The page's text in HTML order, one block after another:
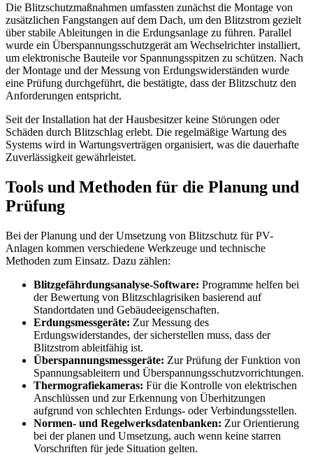
Die Blitzschutzmaßnahmen umfassten zunächst die Montage von
zusätzlichen Fangstangen auf dem Dach, um den Blitzstrom gezielt
über stabile Ableitungen in die Erdungsanlage zu führen. Parallel
wurde ein Überspannungsschutzgerät am Wechselrichter installiert,
um elektronische Bauteile vor Spannungsspitzen zu schützen. Nach
der Montage und der Messung von Erdungswiderständen wurde
eine Prüfung durchgeführt, die bestätigte, dass der Blitzschutz den
Anforderungen entspricht.
Seit der Installation hat der Hausbesitzer keine Störungen oder
Schäden durch Blitzschlag erlebt. Die regelmäßige Wartung des
Systems wird in Wartungsverträgen organisiert, was die dauerhafte
Zuverlässigkeit gewährleistet.
Tools und Methoden für die Planung und
Prüfung
Bei der Planung und der Umsetzung von Blitzschutz für PV-
Anlagen kommen verschiedene Werkzeuge und technische
Methoden zum Einsatz. Dazu zählen:
Blitzgefährdungsanalyse-Software: Programme helfen bei
der Bewertung von Blitzschlagrisiken basierend auf
Standortdaten und Gebäudeeigenschaften.
Erdungsmessgeräte: Zur Messung des
Erdungswiderstandes, der sicherstellen muss, dass der
Blitzstrom ableitfähig ist.
Überspannungsmessgeräte: Zur Prüfung der Funktion von
Spannungsableitern und Überspannungsschutzvorrichtungen.
Thermografiekameras: Für die Kontrolle von elektrischen
Anschlüssen und zur Erkennung von Überhitzungen
aufgrund von schlechten Erdungs- oder Verbindungsstellen.
Normen- und Regelwerksdatenbanken: Zur Orientierung
bei der planen und Umsetzung, auch wenn keine starren
Vorschriften für jede Situation gelten.